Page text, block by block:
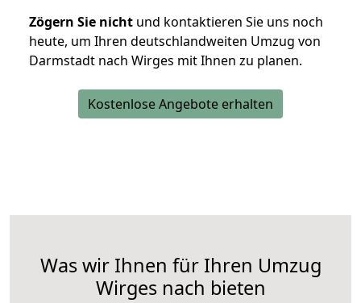
Zögern Sie nicht und kontaktieren Sie uns noch
heute, um Ihren deutschlandweiten Umzug von
Darmstadt nach Wirges mit Ihnen zu planen.
Kostenlose Angebote erhalten
Was wir Ihnen für Ihren Umzug
Wirges nach bieten